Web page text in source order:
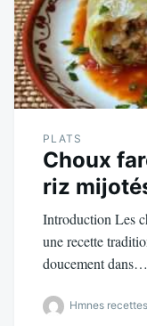
PLATS
Choux
riz
Introduction Les
une recette
doucement dans…
Hmnes recettes